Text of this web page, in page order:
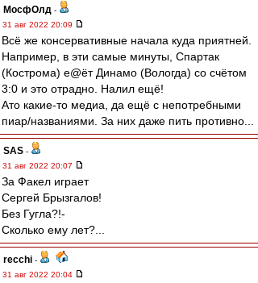
МосфОлд -
31 авг 2022 20:09
Всё же консервативные начала куда приятней.
Например, в эти самые минуты, Спартак
(Кострома) е@ёт Динамо (Вологда) со счётом
3:0 и это отрадно. Налил ещё!
Ато какие-то медиа, да ещё с непотребными
пиар/названиями. За них даже пить противно...
SAS -
31 авг 2022 20:07
За Факел играет
Сергей Брызгалов!
Без Гугла?!-
Сколько ему лет?...
recchi -
31 авг 2022 20:04